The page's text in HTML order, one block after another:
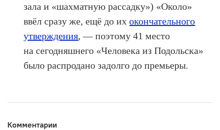
зала и «шахматную рассадку») «Около»
ввёл сразу же, ещё до ихокончательного
утверждения, — поэтому 41 место
на сегодняшнего «Человека из Подольска»
было распродано задолго до премьеры.
Комментарии